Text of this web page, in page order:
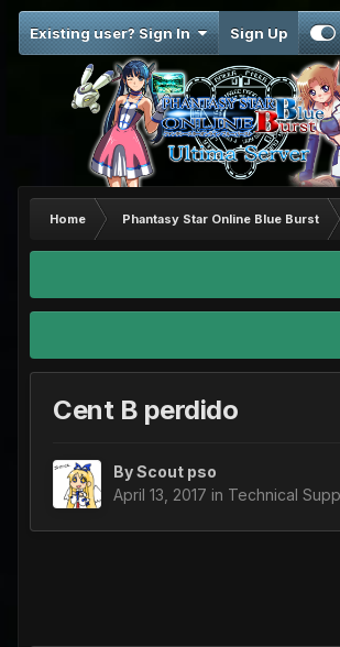
Existing user? Sign In Sign Up
Home Phantasy Star Online Blue Burst
Cent B perdido
ByScout pso
April 13, 2017 in Technical